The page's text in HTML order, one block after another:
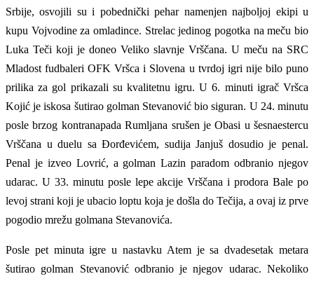
Srbije, osvojili su i pobednički pehar namenjen najboljoj ekipi u
kupu Vojvodine za omladince. Strelac jedinog pogotka na meču bio
Luka Teči koji je doneo Veliko slavnje Vrščana. U meču na SRC
Mladost fudbaleri OFK Vršca i Slovena u tvrdoj igri nije bilo puno
prilika za gol prikazali su kvalitetnu igru. U 6. minuti igrač Vršca
Kojić je iskosa šutirao golman Stevanović bio siguran. U 24. minutu
posle brzog kontranapada Rumljana srušen je Obasi u šesnaestercu
Vrščana u duelu sa Đorđevićem, sudija Janjuš dosudio je penal.
Penal je izveo Lovrić, a golman Lazin paradom odbranio njegov
udarac. U 33. minutu posle lepe akcije Vrščana i prodora Bale po
levoj strani koji je ubacio loptu koja je došla do Tečija, a ovaj iz prve
pogodio mrežu golmana Stevanovića.
Posle pet minuta igre u nastavku Atem je sa dvadesetak metara
šutirao golman Stevanović odbranio je njegov udarac. Nekoliko